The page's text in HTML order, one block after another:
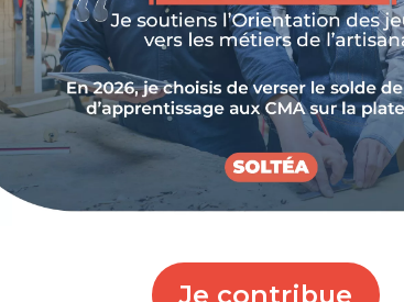
Je contribue
son engagement dans la promotion de
aux collectivités locales.